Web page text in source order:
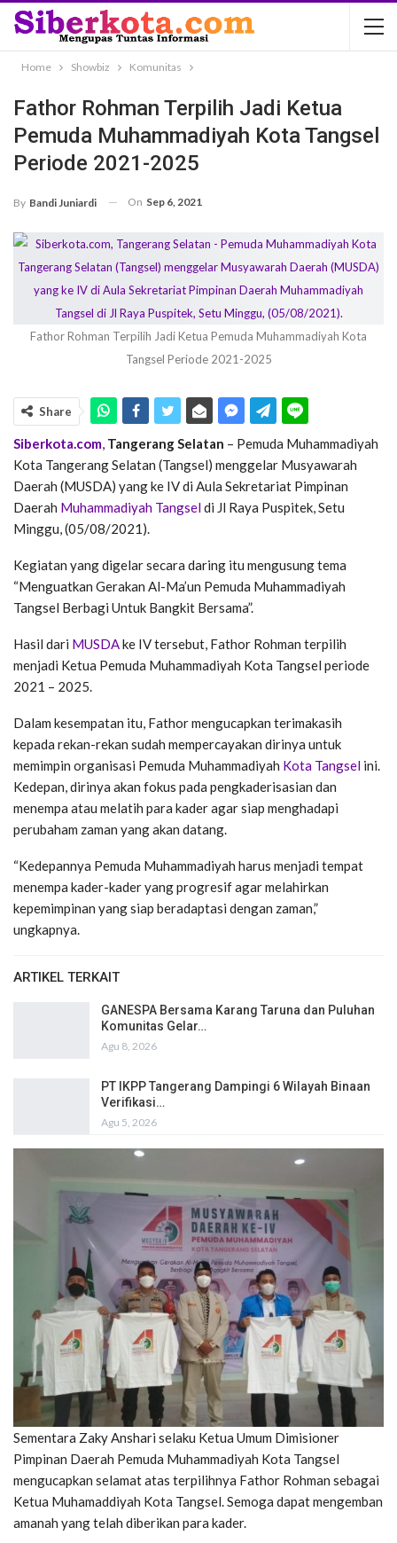
Home Showbiz Komunitas
Fathor Rohman Terpilih Jadi Ketua
Pemuda Muhammadiyah Kota Tangsel
Periode 2021-2025
By Bandi Juniardi On Sep 6, 2021
Fathor Rohman Terpilih Jadi Ketua Pemuda Muhammadiyah Kota
Tangsel Periode 2021-2025
Share
Siberkota.com, Tangerang Selatan – Pemuda Muhammadiyah
Kota Tangerang Selatan (Tangsel) menggelar Musyawarah
Daerah (MUSDA) yang ke IV di Aula Sekretariat Pimpinan
Daerah Muhammadiyah Tangseldi Jl Raya Puspitek, Setu
Minggu, (05/08/2021).
Kegiatan yang digelar secara daring itu mengusung tema
“Menguatkan Gerakan Al-Ma’un Pemuda Muhammadiyah
Tangsel Berbagi Untuk Bangkit Bersama”.
Hasil dari MUSDAke IV tersebut, Fathor Rohman terpilih
menjadi Ketua Pemuda Muhammadiyah Kota Tangsel periode
2021 – 2025.
Dalam kesempatan itu, Fathor mengucapkan terimakasih
kepada rekan-rekan sudah mempercayakan dirinya untuk
memimpin organisasi Pemuda Muhammadiyah Kota Tangsel ini.
Kedepan, dirinya akan fokus pada pengkaderisasian dan
menempa atau melatih para kader agar siap menghadapi
perubaham zaman yang akan datang.
“Kedepannya Pemuda Muhammadiyah harus menjadi tempat
menempa kader-kader yang progresif agar melahirkan
kepemimpinan yang siap beradaptasi dengan zaman,”
ungkapnya.
ARTIKEL TERKAIT
GANESPA Bersama Karang Taruna dan Puluhan
Komunitas Gelar…
Agu 8, 2026
PT IKPP Tangerang Dampingi 6 Wilayah Binaan
Verifikasi…
Agu 5, 2026
Sementara Zaky Anshari selaku Ketua Umum Dimisioner
Pimpinan Daerah Pemuda Muhammadiyah Kota Tangsel
mengucapkan selamat atas terpilihnya Fathor Rohman sebagai
Ketua Muhamaddiyah Kota Tangsel. Semoga dapat mengemban
amanah yang telah diberikan para kader.